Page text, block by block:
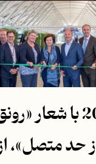
سیبوس 2019 با
حد متصل»،